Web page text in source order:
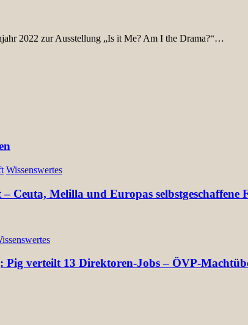
2022 zur Ausstellung „Is it Me? Am I the Drama?“…
Wissenswertes
Ceuta, Melilla und Europas selbstgeschaffene
Pig verteilt 13 Direktoren-Jobs – ÖVP-